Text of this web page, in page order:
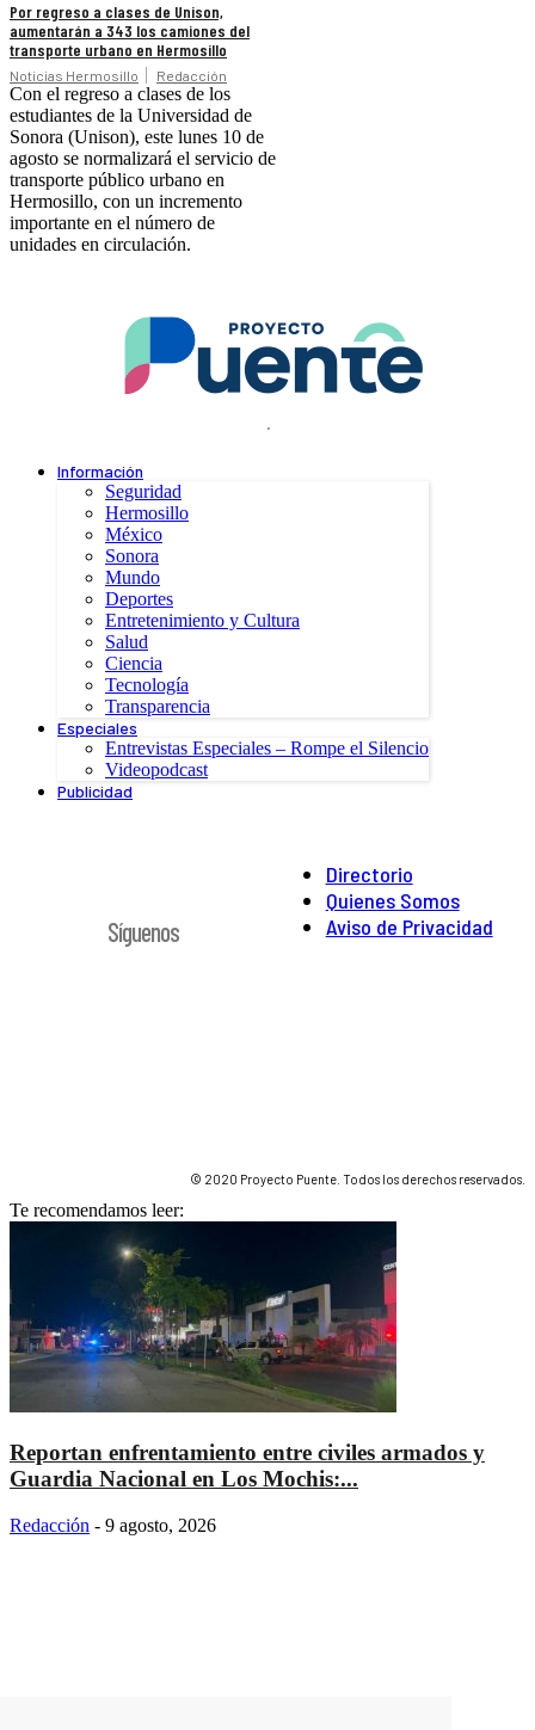
Por regreso a clases de Unison,
aumentarán a 343 los camiones del
transporte urbano en Hermosillo
Noticias Hermosillo Redacción
Con el regreso a clases de los
estudiantes de la Universidad de
Sonora (Unison), este lunes 10 de
agosto se normalizará el servicio de
transporte público urbano en
Hermosillo, con un incremento
importante en el número de
unidades en circulación.
.
Información
Seguridad
Hermosillo
México
Sonora
Mundo
Deportes
Entretenimiento y Cultura
Salud
Ciencia
Tecnología
Transparencia
Especiales
Entrevistas Especiales – Rompe el Silencio
Videopodcast
Publicidad
Directorio
Quienes Somos
Aviso de Privacidad
Síguenos
© 2020 Proyecto Puente. Todos los derechos reservados.
Te recomendamos leer:
Reportan enfrentamiento entre civiles armados y
Guardia Nacional en Los Mochis:...
Redacción - 9 agosto, 2026